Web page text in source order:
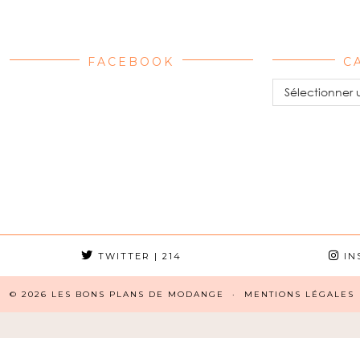
FACEBOOK
Catégories
TWITTER | 214
© 2026 LES BONS PLANS DE MODANGE MENTIONS LÉGALES